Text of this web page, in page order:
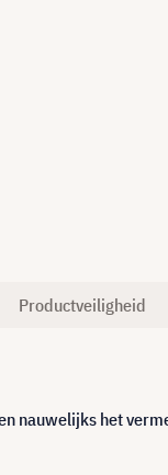
Productveiligheid
nauwelijks het